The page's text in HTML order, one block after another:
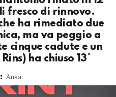
fresco di rinnovo.
ha rimediato due
ma va peggio a
cinque cadute e un
ha chiuso 13°
Ansa